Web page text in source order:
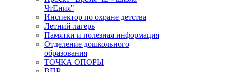
ЧтЕния"
Инспектор по охране детства
Летний лагерь
Памятки и полезная информация
Отделение дошкольного
образования
ТОЧКА ОПОРЫ